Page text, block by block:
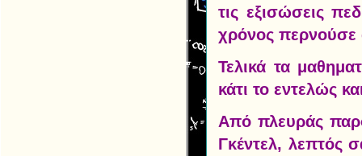
τις εξισώσεις
χρόνος
Τελικά τα
κάτι το εντελώς
Από πλευράς
Γκέντελ, λεπτός